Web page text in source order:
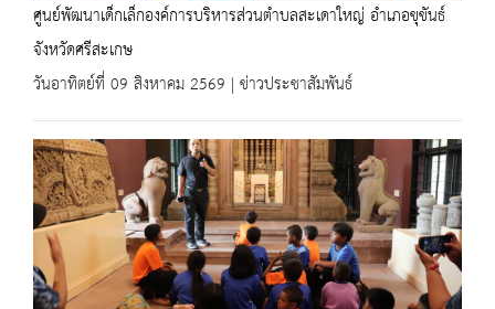
ศูนย์พัฒนาเด็กเล็กองค์การบริหารส่วนตำบลสะเดาใหญ่ อำเภอขุขันธ์
จังหวัดศรีสะเกษ
วันอาทิตย์ที่ 09 สิงหาคม 2569 | ข่าวประชาสัมพันธ์